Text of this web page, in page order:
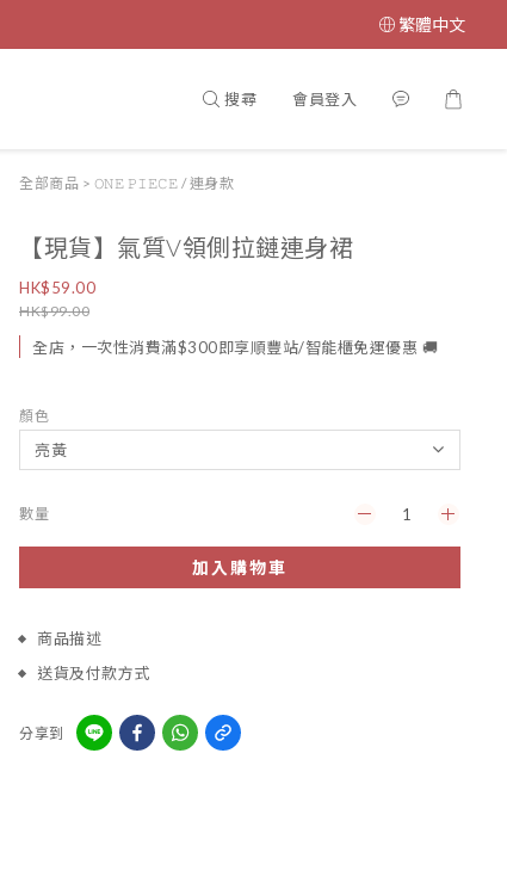
繁體中文
搜尋 會員登入
全部商品 > 𝙾𝙽𝙴 𝙿𝙸𝙴𝙲𝙴 / 連身款
【現貨】氣質V領側拉鏈連身裙
HK$59.00
HK$99.00
全店，一次性消費滿$300即享順豐站/智能櫃免運優惠 🚚
顏色
數量
加入購物車
商品描述
送貨及付款方式
分享到